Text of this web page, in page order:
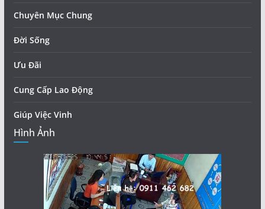
Chuyên Mục Chung
Đời Sống
Ưu Đãi
Cung Cấp Lao Động
Giúp Việc Vinh
Hình Ảnh